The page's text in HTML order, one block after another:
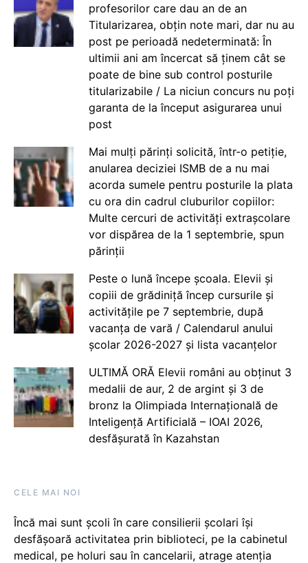
profesorilor care dau an de an
Titularizarea, obțin note mari, dar nu au
post pe perioadă nedeterminată: În
ultimii ani am încercat să ținem cât se
poate de bine sub control posturile
titularizabile / La niciun concurs nu poți
garanta de la început asigurarea unui
post
Mai mulți părinți solicită, într-o petiție,
anularea deciziei ISMB de a nu mai
acorda sumele pentru posturile la plata
cu ora din cadrul cluburilor copiilor:
Multe cercuri de activități extrașcolare
vor dispărea de la 1 septembrie, spun
părinții
Peste o lună începe școala. Elevii și
copiii de grădiniță încep cursurile și
activitățile pe 7 septembrie, după
vacanța de vară / Calendarul anului
școlar 2026-2027 și lista vacanțelor
ULTIMĂ ORĂ Elevii români au obținut 3
medalii de aur, 2 de argint și 3 de
bronz la Olimpiada Internațională de
Inteligență Artificială – IOAI 2026,
desfășurată în Kazahstan
CELE MAI NOI
Încă mai sunt școli în care consilierii școlari își
desfășoară activitatea prin biblioteci, pe la cabinetul
medical, pe holuri sau în cancelarii, atrage atenția